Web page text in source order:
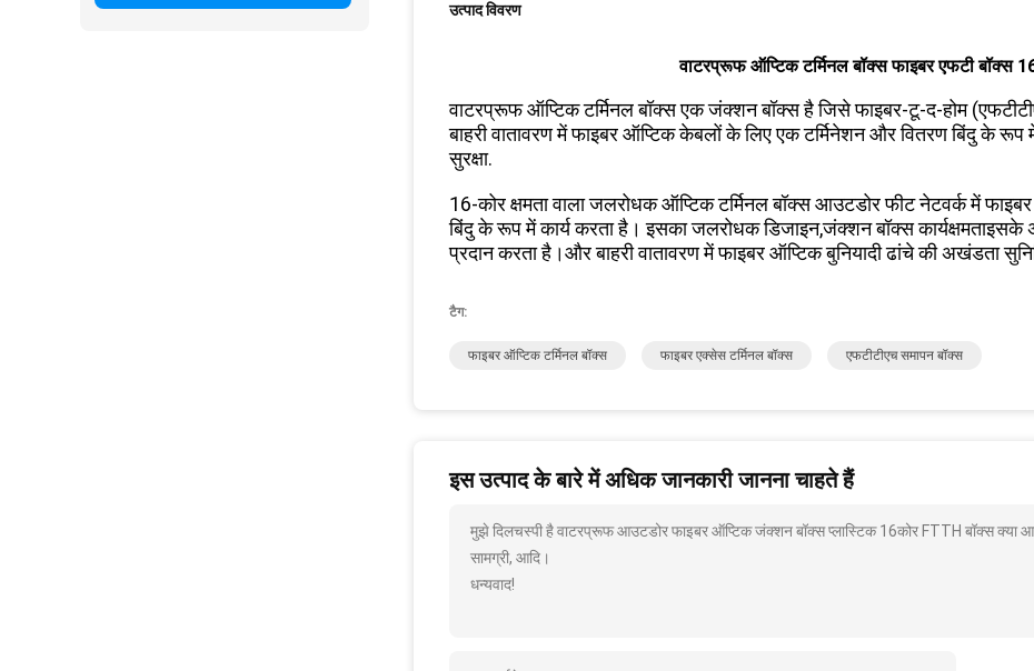
उत्पाद विवरण
वाटरप्रूफ ऑप्टिक टर्मिनल बॉक्स फाइबर एफटी बॉक्स
वाटरप्रूफ ऑप्टिक टर्मिनल बॉक्स एक जंक्शन बॉक्स है जिसे फाइबर-टू-द-होम
बाहरी वातावरण में फाइबर ऑप्टिक केबलों के लिए एक टर्मिनेशन और वितरण बिंदु के रूप
सुरक्षा.
16-कोर क्षमता वाला जलरोधक ऑप्टिक टर्मिनल बॉक्स आउटडोर फीट नेटवर्क में
बिंदु के रूप में कार्य करता है। इसका जलरोधक डिजाइन,जंक्शन बॉक्स कार्यक्षमताइसके
प्रदान करता है।और बाहरी वातावरण में फाइबर ऑप्टिक बुनियादी ढांचे की अखंडता
टैग:
फाइबर ऑप्टिक टर्मिनल बॉक्स फाइबर एक्सेस टर्मिनल बॉक्स एफटीटीएच समापन बॉक्स
इस उत्पाद के बारे में अधिक जानकारी जानना चाहते हैं
मुझे दिलचस्पी है वाटरप्रूफ आउटडोर फाइबर ऑप्टिक जंक्शन बॉक्स प्लास्टिक 16कोर FTTH बॉक्स
सामग्री, आदि।
धन्यवाद!